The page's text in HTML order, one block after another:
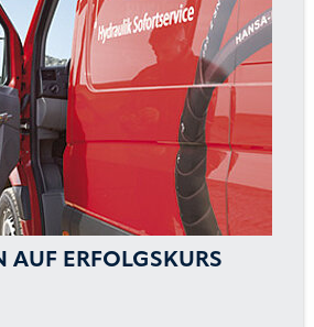
AUF ERFOLGSKURS